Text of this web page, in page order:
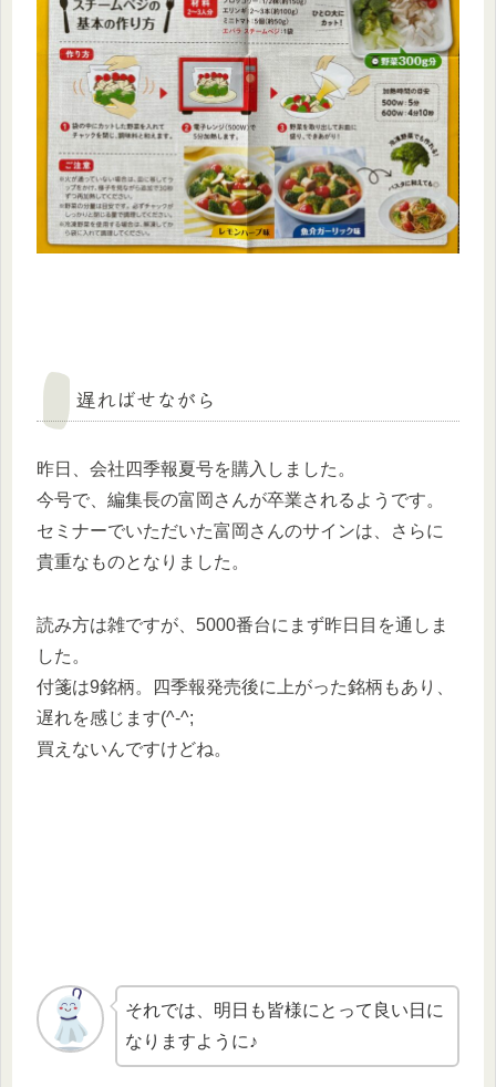
遅ればせながら
昨日、会社四季報夏号を購入しました。
今号で、編集長の富岡さんが卒業されるようです。
セミナーでいただいた富岡さんのサインは、さらに
貴重なものとなりました。
読み方は雑ですが、5000番台にまず昨日目を通しま
した。
付箋は9銘柄。四季報発売後に上がった銘柄もあり、
遅れを感じます(^-^;
買えないんですけどね。
それでは、明日も皆様にとって良い日に
なりますように♪